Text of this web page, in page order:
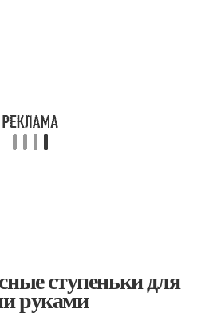
ступеньки для
руками